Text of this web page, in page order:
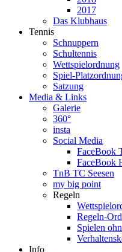
2017
Das Klubhaus
Tennis
Schnuppern
Schultennis
Wettspielordnung
Spiel-
Satzung
Media & Links
Galerie
360°
insta
Social Media
FaceBook
FaceBook
TnB TC Seesen
my big point
Regeln
Regeln-
Spielen
Info